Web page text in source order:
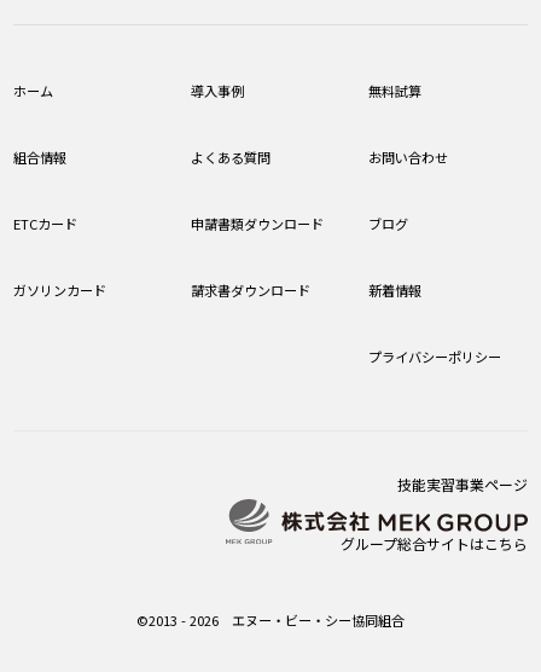
ホーム
組合情報
ETCカード
ガソリンカード
導入事例
よくある質問
申請書類ダウンロード
請求書ダウンロード
無料試算
お問い合わせ
ブログ
新着情報
プライバシーポリシー
技能実習事業ページ
グループ総合サイトはこちら
©2013 - 2026 エヌー・ビー・シー協同組合